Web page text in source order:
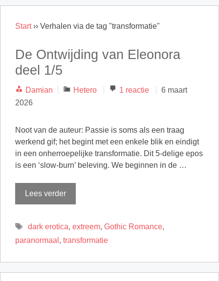
Start›› Verhalen via de tag "transformatie"
De Ontwijding van Eleonora
deel 1/5
Damian Categorieën
Hetero 1 reactie
6 maart
2026
Noot van de auteur: Passie is soms als een traag
werkend gif; het begint met een enkele blik en eindigt
in een onherroepelijke transformatie. Dit 5-delige epos
is een ‘slow-burn’ beleving. We beginnen in de …
Lees verder
Tags
dark erotica, extreem, Gothic Romance,
paranormaal , transformatie